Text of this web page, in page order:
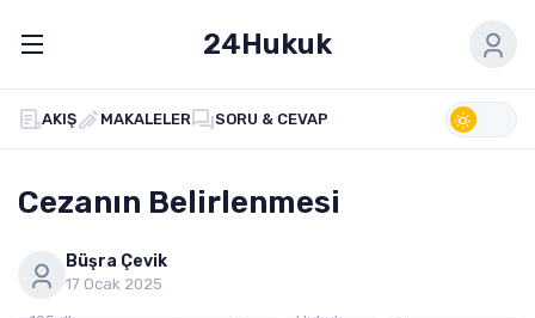
24Hukuk
AKIŞ MAKALELER SORU & CEVAP
Cezanın Belirlenmesi
Büşra Çevik
17 Ocak 2025